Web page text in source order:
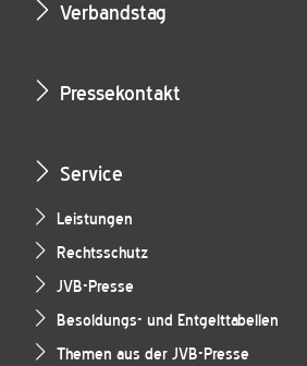
Verbandstag
Pressekontakt
Service
Leistungen
Rechtsschutz
JVB-Presse
Besoldungs- und Entgelttabellen
Themen aus der JVB-Presse